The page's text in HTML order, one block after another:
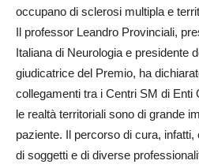
occupano di sclerosi multipla e
Il professor Leandro Provinciali,
Italiana di Neurologia e presidente
giudicatrice del Premio, ha
collegamenti tra i Centri SM di Enti
le realtà territoriali sono di grande
paziente. Il percorso di cura,
di soggetti e di diverse